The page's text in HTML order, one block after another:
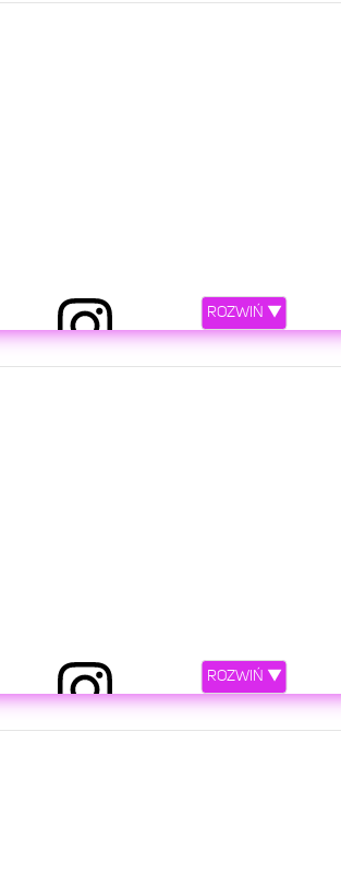
STACHOWIAK (@adamstachowiakofficial)
ROZWIŃ ▼
ROZWIŃ ▼